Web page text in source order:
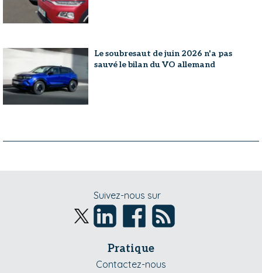
Le soubresaut de juin 2026 n'a pas
sauvé le bilan du VO allemand
Suivez-nous sur
Pratique
Contactez-nous